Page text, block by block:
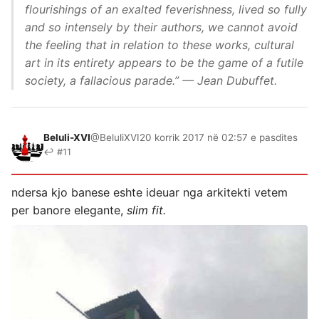
flourishings of an exalted feverishness, lived so fully
and so intensely by their authors, we cannot avoid
the feeling that in relation to these works, cultural
art in its entirety appears to be the game of a futile
society, a fallacious parade.” — Jean Dubuffet.
Beluli-XVI@BeluliXVI20 korrik 2017 në 02:57 e pasdites
↩ #11
ndersa kjo banese eshte ideuar nga arkitekti vetem
per banore elegante, slim fit.